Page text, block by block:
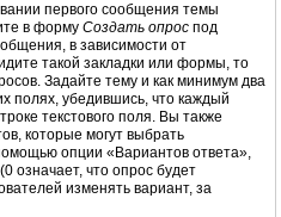
первого сообщения темы
в форму Создать опрос под
в зависимости от
такой закладки или формы, то
Задайте тему и как минимум два
полях, убедившись, что каждый
текстового поля. Вы также
которые могут выбрать
опции «Вариантов ответа»,
означает, что опрос будет
изменять вариант, за